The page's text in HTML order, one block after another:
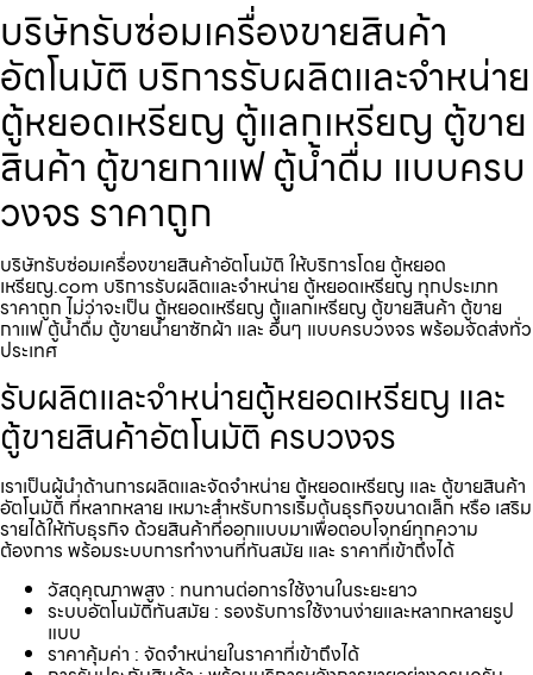
บริษัทรับซ่อมเครื่องขายสินค้า​
อัตโนมัติ บริการรับผลิตและจำหน่าย
ตู้หยอดเหรียญ ตู้แลกเหรียญ ตู้ขาย
สินค้า ตู้ขายกาแฟ ตู้น้ำดื่ม แบบครบ
วงจร ราคาถูก
บริษัทรับซ่อมเครื่องขายสินค้า​อัตโนมัติ ให้บริการโดย ตู้หยอด
เหรียญ.com บริการรับผลิตและจำหน่าย ตู้หยอดเหรียญ ทุกประเภท
ราคาถูก ไม่ว่าจะเป็น ตู้หยอดเหรียญ ตู้แลกเหรียญ ตู้ขายสินค้า ตู้ขาย
กาแฟ ตู้น้ำดื่ม ตู้ขายน้ำยาซักผ้า และ อื่นๆ แบบครบวงจร พร้อมจัดส่งทั่ว
ประเทศ
รับผลิตและจำหน่ายตู้หยอดเหรียญ และ
ตู้ขายสินค้าอัตโนมัติ ครบวงจร
เราเป็นผู้นำด้านการผลิตและจัดจำหน่าย ตู้หยอดเหรียญ และ ตู้ขายสินค้า
อัตโนมัติ ที่หลากหลาย เหมาะสำหรับการเริ่มต้นธุรกิจขนาดเล็ก หรือ เสริม
รายได้ให้กับธุรกิจ ด้วยสินค้าที่ออกแบบมาเพื่อตอบโจทย์ทุกความ
ต้องการ พร้อมระบบการทำงานที่ทันสมัย และ ราคาที่เข้าถึงได้
วัสดุคุณภาพสูง : ทนทานต่อการใช้งานในระยะยาว
ระบบอัตโนมัติทันสมัย : รองรับการใช้งานง่ายและหลากหลายรูป
แบบ
ราคาคุ้มค่า : จัดจำหน่ายในราคาที่เข้าถึงได้